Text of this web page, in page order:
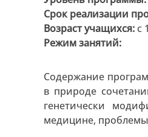
Срок реализации
Возраст учащихся: с
Режим занятий:
Содержание
в природе
генетически
медицине, проблемы